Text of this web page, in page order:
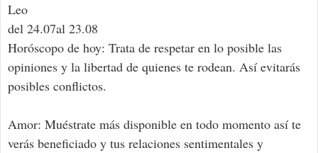
Leo
del 24.07al 23.08
Horóscopo de hoy: Trata de respetar en lo posible las
opiniones y la libertad de quienes te rodean. Así evitarás
posibles conflictos.
Amor: Muéstrate más disponible en todo momento así te
verás beneficiado y tus relaciones sentimentales y